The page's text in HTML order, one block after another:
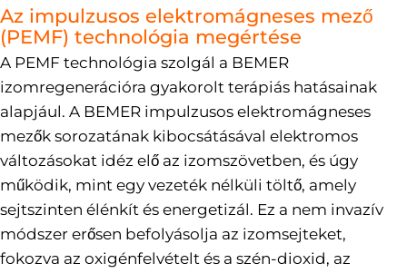
Az impulzusos elektromágneses mező
(PEMF) technológia megértése
A PEMF technológia szolgál a BEMER
izomregenerációra gyakorolt terápiás hatásainak
alapjául. A BEMER impulzusos elektromágneses
mezők sorozatának kibocsátásával elektromos
változásokat idéz elő az izomszövetben, és úgy
működik, mint egy vezeték nélküli töltő, amely
sejtszinten élénkít és energetizál. Ez a nem invazív
módszer erősen befolyásolja az izomsejteket,
fokozva az oxigénfelvételt és a szén-dioxid, az